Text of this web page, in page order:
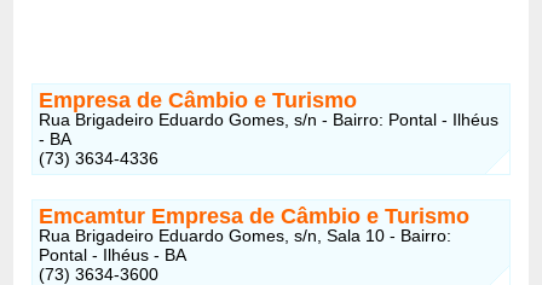
Empresa de Câmbio e Turismo
Rua Brigadeiro Eduardo Gomes, s/n - Bairro: Pontal - Ilhéus
- BA
(73) 3634-4336
Emcamtur Empresa de Câmbio e Turismo
Rua Brigadeiro Eduardo Gomes, s/n, Sala 10 - Bairro:
Pontal - Ilhéus - BA
(73) 3634-3600